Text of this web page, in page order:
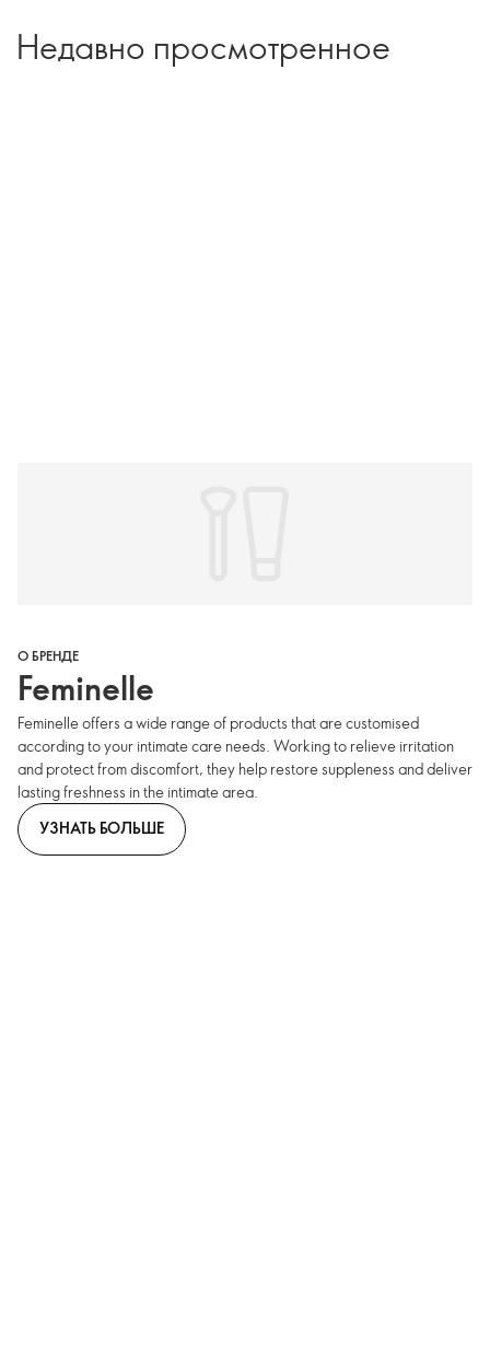
Недавно просмотренное
О БРЕНДЕ
Feminelle
Feminelle offers a wide range of products that are customised
according to your intimate care needs. Working to relieve irritation
and protect from discomfort, they help restore suppleness and deliver
lasting freshness in the intimate area.
УЗНАТЬ БОЛЬШЕ